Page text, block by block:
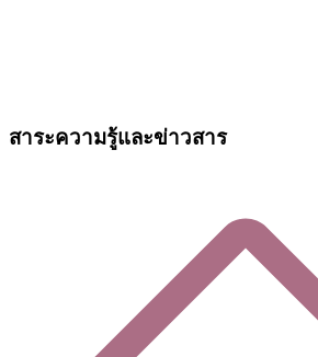
สาระความรู้และข่าวสาร